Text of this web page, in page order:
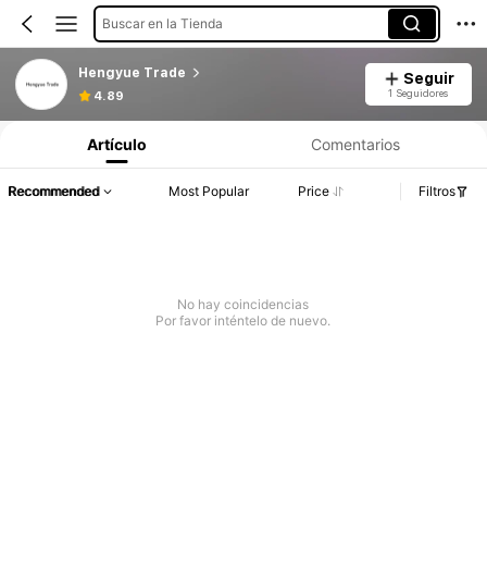
Buscar en la Tienda
Hengyue Trade
4.89
Seguir
1 Seguidores
Artículo Comentarios
Recommended Most Popular Price Filtros
No hay coincidencias
Por favor inténtelo de nuevo.